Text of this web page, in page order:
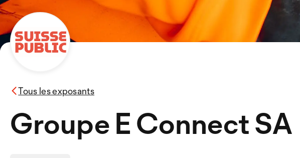
Tous les exposants
Groupe E Connect SA